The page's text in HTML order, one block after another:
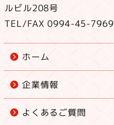
ルビル208号
TEL/FAX 0994-45-7969
ホーム
企業情報
よくあるご質問